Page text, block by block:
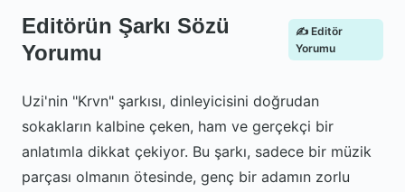
Editörün Şarkı Sözü
Yorumu
✍️ Editör
Yorumu
Uzi'nin "Krvn" şarkısı, dinleyicisini doğrudan
sokakların kalbine çeken, ham ve gerçekçi bir
anlatımla dikkat çekiyor. Bu şarkı, sadece bir müzik
parçası olmanın ötesinde, genç bir adamın zorlu